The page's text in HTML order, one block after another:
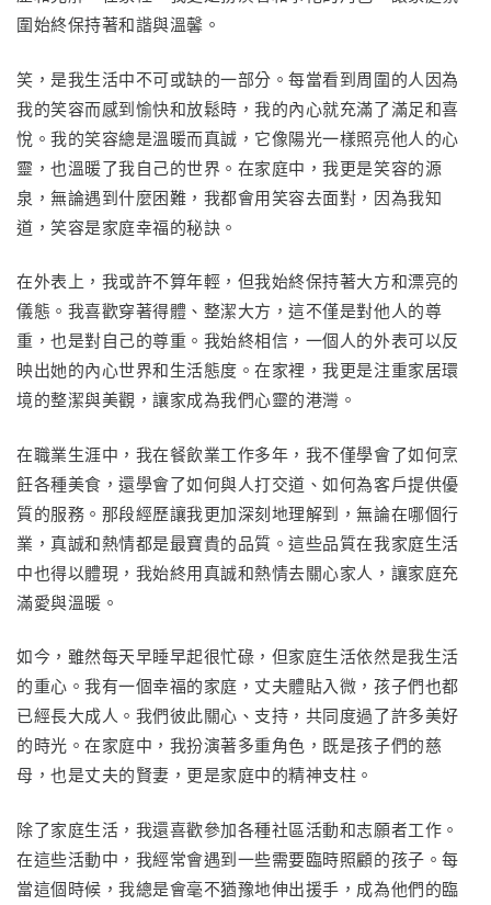
圍始終保持著和諧與溫馨。
笑，是我生活中不可或缺的一部分。每當看到周圍的人因為
我的笑容而感到愉快和放鬆時，我的內心就充滿了滿足和喜
悅。我的笑容總是溫暖而真誠，它像陽光一樣照亮他人的心
靈，也溫暖了我自己的世界。在家庭中，我更是笑容的源
泉，無論遇到什麼困難，我都會用笑容去面對，因為我知
道，笑容是家庭幸福的秘訣。
在外表上，我或許不算年輕，但我始終保持著大方和漂亮的
儀態。我喜歡穿著得體、整潔大方，這不僅是對他人的尊
重，也是對自己的尊重。我始終相信，一個人的外表可以反
映出她的內心世界和生活態度。在家裡，我更是注重家居環
境的整潔與美觀，讓家成為我們心靈的港灣。
在職業生涯中，我在餐飲業工作多年，我不僅學會了如何烹
飪各種美食，還學會了如何與人打交道、如何為客戶提供優
質的服務。那段經歷讓我更加深刻地理解到，無論在哪個行
業，真誠和熱情都是最寶貴的品質。這些品質在我家庭生活
中也得以體現，我始終用真誠和熱情去關心家人，讓家庭充
滿愛與溫暖。
如今，雖然每天早睡早起很忙碌，但家庭生活依然是我生活
的重心。我有一個幸福的家庭，丈夫體貼入微，孩子們也都
已經長大成人。我們彼此關心、支持，共同度過了許多美好
的時光。在家庭中，我扮演著多重角色，既是孩子們的慈
母，也是丈夫的賢妻，更是家庭中的精神支柱。
除了家庭生活，我還喜歡參加各種社區活動和志願者工作。
在這些活動中，我經常會遇到一些需要臨時照顧的孩子。每
當這個時候，我總是會毫不猶豫地伸出援手，成為他們的臨